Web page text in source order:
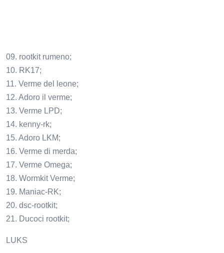
09. rootkit rumeno;
10. RK17;
11. Verme del leone;
12. Adoro il verme;
13. Verme LPD;
14. kenny-rk;
15. Adoro LKM;
16. Verme di merda;
17. Verme Omega;
18. Wormkit Verme;
19. Maniac-RK;
20. dsc-rootkit;
21. Ducoci rootkit;
LUKS